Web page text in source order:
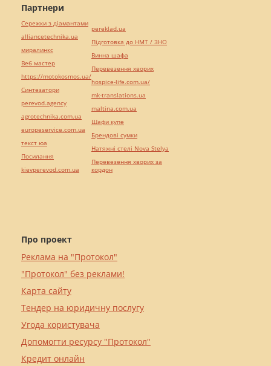
Про проект
Реклама на "Протокол"
"Протокол" без реклами!
Карта сайту
Тендер на юридичну послугу
Угода користувача
Допомогти ресурсу "Протокол"
Кредит онлайн
Партнери
Сережки з діамантами
alliancetechnika.ua
миралинкс
Веб мастер
https://motokosmos.ua/
Синтезатори
perevod.agency
agrotechnika.com.ua
europeservice.com.ua
текст юа
Посилання
kievperevod.com.ua
pereklad.ua
Підготовка до НМТ / ЗНО
Винна шафа
Перевезення хворих
hospice-life.com.ua/
mk-translations.ua
maltina.com.ua
Шафи купе
Брендові сумки
Натяжні стелі Nova Stelya
Перевезення хворих за
кордон